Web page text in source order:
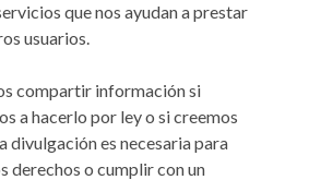
que nos ayudan a prestar
usuarios.
compartir información si
a hacerlo por ley o si creemos
divulgación es necesaria para
derechos o cumplir con un